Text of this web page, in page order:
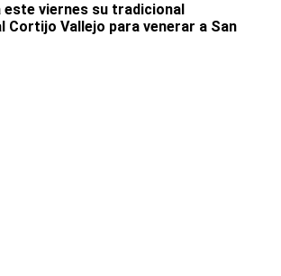
este viernes su tradicional
Cortijo Vallejo para venerar a San